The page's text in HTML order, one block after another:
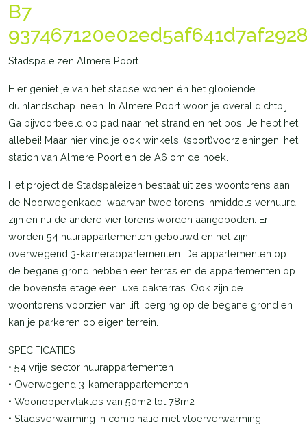
B7
Stadspaleizen Almere Poort
Hier geniet je van het stadse wonen én het glooiende
duinlandschap ineen. In Almere Poort woon je overal dichtbij.
Ga bijvoorbeeld op pad naar het strand en het bos. Je hebt het
allebei! Maar hier vind je ook winkels, (sport)voorzieningen, het
station van Almere Poort en de A6 om de hoek.
Het project de Stadspaleizen bestaat uit zes woontorens aan
de Noorwegenkade, waarvan twee torens inmiddels verhuurd
zijn en nu de andere vier torens worden aangeboden. Er
worden 54 huurappartementen gebouwd en het zijn
overwegend 3-kamerappartementen. De appartementen op
de begane grond hebben een terras en de appartementen op
de bovenste etage een luxe dakterras. Ook zijn de
woontorens voorzien van lift, berging op de begane grond en
kan je parkeren op eigen terrein.
SPECIFICATIES
• 54 vrije sector huurappartementen
• Overwegend 3-kamerappartementen
• Woonoppervlaktes van 50m2 tot 78m2
• Stadsverwarming in combinatie met vloerverwarming